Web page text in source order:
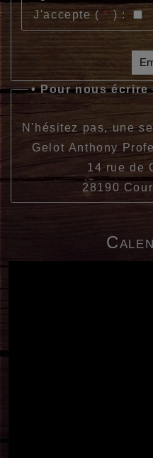
J'accepte ( * ) :
•Pour nous écrire
N'hésitez pas, une
Gelot Anthony
14 rue de
28190